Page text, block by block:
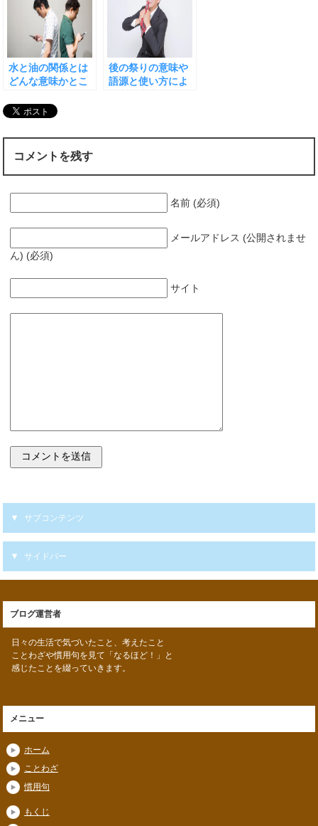
水と油の関係とは
どんな意味かとこ
リット
後の祭りの意味や
語源と使い方によ
コメントを残す
名前 (必須)
メールアドレス (公開されませ
ん) (必須)
サイト
サブコンテンツ
サイドバー
ブログ運営者
日々の生活で気づいたこと、考えたこと
ことわざや慣用句を見て「なるほど！」と
感じたことを綴っていきます。
メニュー
ホーム
ことわざ
慣用句
もくじ